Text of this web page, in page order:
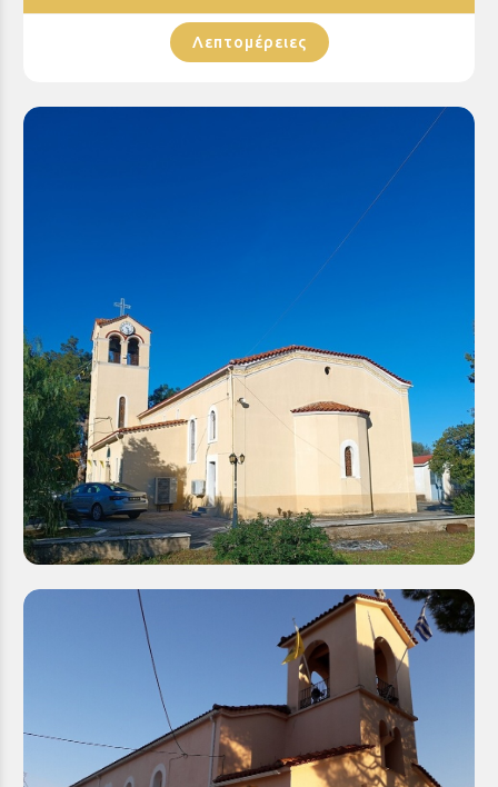
Λεπτομέρειες
Ιερός Ναός Αγίου Βασιλείου Ελαιώνος
Προσθήκη στο Wishlist
Λεπτομέρειες